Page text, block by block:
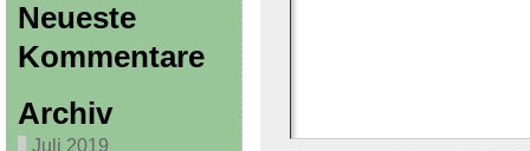
Neueste
Kommentare
Archiv
Juli 2019